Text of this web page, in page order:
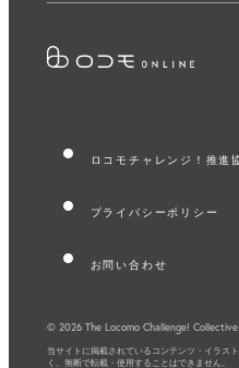
ロコモチャレンジ！推進
プライバシーポリシー
お問い合わせ
© 2026 The Locomo Challenge!
当サイトに掲載されているコンテンツ・イラス
く、無断で転載・使用することはできません。